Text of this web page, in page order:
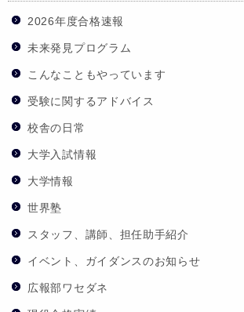
2026年度合格速報
未来発見プログラム
こんなこともやっています
受験に関するアドバイス
校舎の日常
大学入試情報
大学情報
世界塾
スタッフ、講師、担任助手紹介
イベント、ガイダンスのお知らせ
広報部ワセダネ